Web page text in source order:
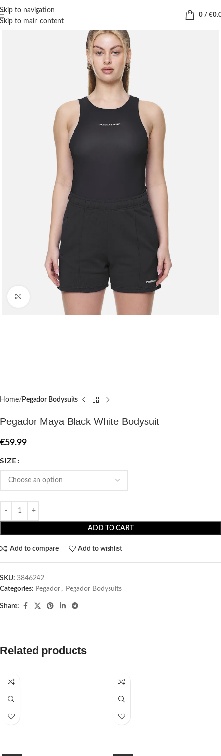
Skip to navigation
Skip to main content
0 / €
Click to enlarge
Home Pegador Bodysuits
Pegador Maya Black White Bodysuit
€59.99
SIZE
ADD TO CART
Add to compare Add to wishlist
SKU: 3846242
Categories: Pegador​ , Pegador Bodysuits
Share:
Related products